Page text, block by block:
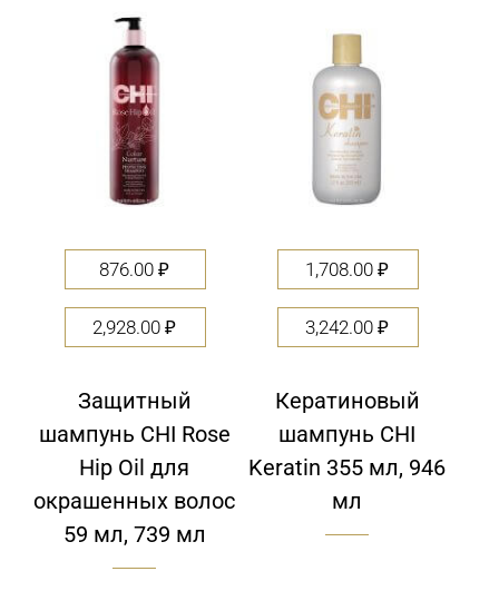
876.00₽
2,928.00₽
Защитный
шампунь CHI Rose
Нip Oil для
окрашенных волос
59 мл, 739 мл
1,708.00₽
3,242.00₽
Кератиновый
шампунь CHI
Keratin 355 мл, 946
мл